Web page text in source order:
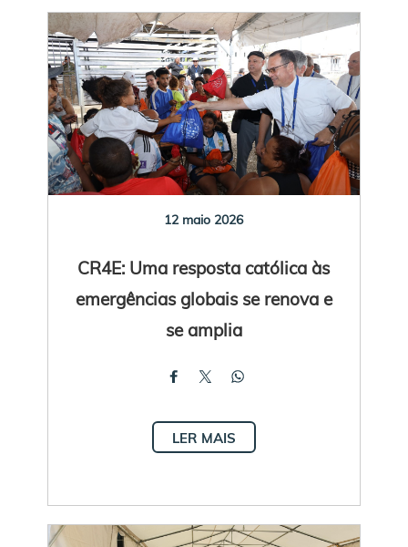
12 maio 2026
CR4E: Uma resposta católica às
emergências globais se renova e
se amplia
LER MAIS